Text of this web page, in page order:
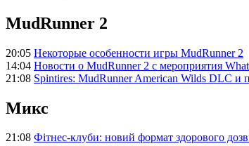
MudRunner 2
20:05 Некоторые особенности игры MudRunner 2
14:04 Новости о MudRunner 2 с мероприятия
21:08 Spintires: MudRunner American Wilds DLC и
Микс
21:08 Фітнес-клуби: новий формат здорового